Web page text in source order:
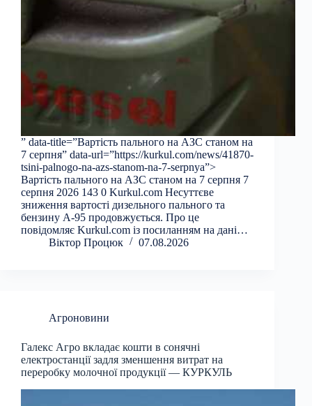
” data-title=”Вартість пального на АЗС станом на
7 серпня” data-url=”https://kurkul.com/news/41870-
tsini-palnogo-na-azs-stanom-na-7-serpnya”>
Вартість пального на АЗС станом на 7 серпня 7
серпня 2026 143 0 Kurkul.com Несуттєве
зниження вартості дизельного пального та
бензину А-95 продовжується. Про це
повідомляє Kurkul.com із посиланням на дані…
Віктор Процюк
07.08.2026
Агроновини
Галекс Агро вкладає кошти в сонячні
електростанції задля зменшення витрат на
переробку молочної продукції — КУРКУЛЬ